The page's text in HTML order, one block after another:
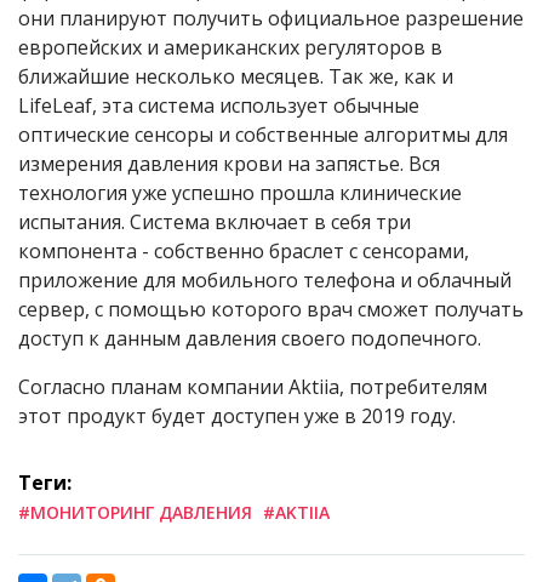
они планируют получить официальное разрешение
европейских и американских регуляторов в
ближайшие несколько месяцев. Так же, как и
LifeLeaf, эта система использует обычные
оптические сенсоры и собственные алгоритмы для
измерения давления крови на запястье. Вся
технология уже успешно прошла клинические
испытания. Система включает в себя три
компонента - собственно браслет с сенсорами,
приложение для мобильного телефона и облачный
сервер, с помощью которого врач сможет получать
доступ к данным давления своего подопечного.
Согласно планам компании Aktiia, потребителям
этот продукт будет доступен уже в 2019 году.
Теги:
#МОНИТОРИНГ ДАВЛЕНИЯ #AKTIIA